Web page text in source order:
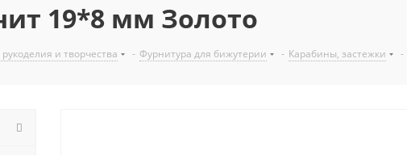
19*8 мм Золото
и творчества - Фурнитура для бижутерии - Карабины, застежки -